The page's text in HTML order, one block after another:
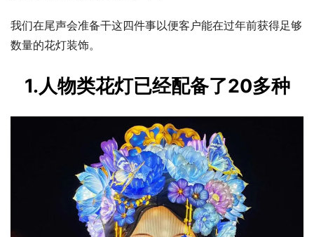
我们在尾声会准备干这四件事以便客户能在过年前获得足够
数量的花灯装饰。
1.人物类花灯已经配备了20多种